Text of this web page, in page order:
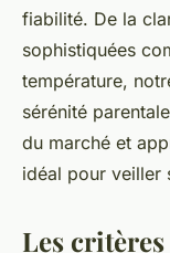
admin•10 avril
fiabilité. De la
sophistiquées
température,
sérénité
du marché et
idéal pour veiller
Les